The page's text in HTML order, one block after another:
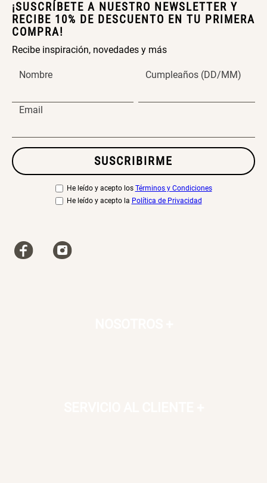
¡SUSCRÍBETE A NUESTRO NEWSLETTER Y
RECIBE 10% DE DESCUENTO EN TU PRIMERA
COMPRA!
Recibe inspiración, novedades y más
Nombre Cumpleaños (DD/MM)
Email
SUSCRIBIRME
He leído y acepto los Términos y Condiciones
He leído y acepto la Política de Privacidad